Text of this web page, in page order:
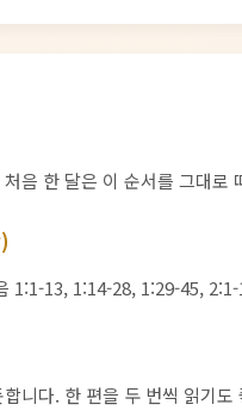
음 한 달은 이 순서를 그대로
1:1-13, 1:14-28, 1:29-45,
니다. 한 편을 두 번씩 읽기도